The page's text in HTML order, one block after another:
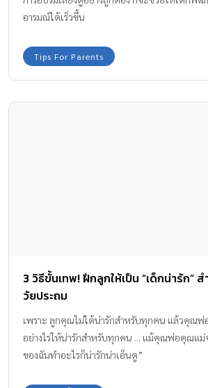
อารมณ์ได้เร็วขึ้น
Tips For Parents
3 วิธีขั้นเทพ! ฝึกลูกให้เป็น “เด็กน่ารัก”
วัยประถม
เพราะ ลูกคุณไม่ได้น่ารักสำหรับทุกคน แล้วคุณพ่
อย่างไรให้น่ารักสำหรับทุกคน ... แม้คุณพ่อคุณแม่
ของฉันทำอะไรก็น่ารักน่าเอ็นดู”